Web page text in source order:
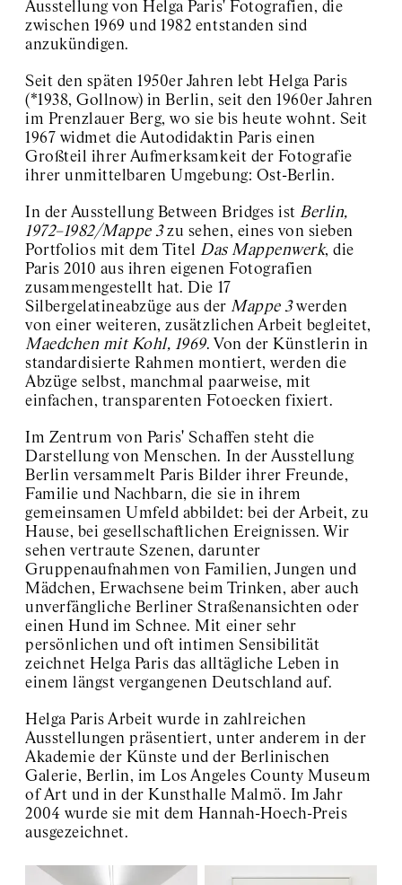
Peter Knoch
Meeting Place
Fashion Stories
Greer Lankton
Playback Room III: Bring
your Own
Playback Room II:
American Producers
Playback Room I:
Scott King
And Life Goes On
Patrick Caulfield
Events hosted by
Between Bridges
London Cambridge Heath Road
About / Contact
Ausstellung von Helga Paris' Fotografien, die
zwischen 1969 und 1982 entstanden sind
anzukündigen.
Seit den späten 1950er Jahren lebt Helga Paris
(*1938, Gollnow) in Berlin, seit den 1960er Jahren
im Prenzlauer Berg, wo sie bis heute wohnt. Seit
1967 widmet die Autodidaktin Paris einen
Großteil ihrer Aufmerksamkeit der Fotografie
ihrer unmittelbaren Umgebung: Ost-Berlin.
In der Ausstellung Between Bridges istBerlin,
1972–1982/Mappe 3zu sehen, eines von sieben
Portfolios mit dem TitelDas Mappenwerk, die
Paris 2010 aus ihren eigenen Fotografien
zusammengestellt hat. Die 17
Silbergelatineabzüge aus derMappe 3werden
von einer weiteren, zusätzlichen Arbeit begleitet,
Maedchen mit Kohl, 1969. Von der Künstlerin in
standardisierte Rahmen montiert, werden die
Abzüge selbst, manchmal paarweise, mit
einfachen, transparenten Fotoecken fixiert.
Im Zentrum von Paris' Schaffen steht die
Darstellung von Menschen. In der Ausstellung
Berlin versammelt Paris Bilder ihrer Freunde,
Familie und Nachbarn, die sie in ihrem
gemeinsamen Umfeld abbildet: bei der Arbeit, zu
Hause, bei gesellschaftlichen Ereignissen. Wir
sehen vertraute Szenen, darunter
Gruppenaufnahmen von Familien, Jungen und
Mädchen, Erwachsene beim Trinken, aber auch
unverfängliche Berliner Straßenansichten oder
einen Hund im Schnee. Mit einer sehr
persönlichen und oft intimen Sensibilität
zeichnet Helga Paris das alltägliche Leben in
einem längst vergangenen Deutschland auf.
Helga Paris Arbeit wurde in zahlreichen
Ausstellungen präsentiert, unter anderem in der
Akademie der Künste und der Berlinischen
Galerie, Berlin, im Los Angeles County Museum
of Art und in der Kunsthalle Malmö. Im Jahr
2004 wurde sie mit dem Hannah-Hoech-Preis
ausgezeichnet.